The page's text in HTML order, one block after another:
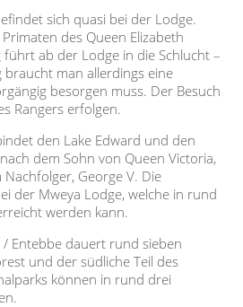
sich quasi bei der Lodge.
des Queen Elizabeth
führt ab der Lodge in die Schlucht –
braucht man allerdings eine
besorgen muss. Der Besuch
Rangers erfolgen.
den Lake Edward und den
dem Sohn von Queen Victoria,
George V. Die
der Mweya Lodge, welche in rund
werden kann.
Entebbe dauert rund sieben
und der südliche Teil des
können in rund drei